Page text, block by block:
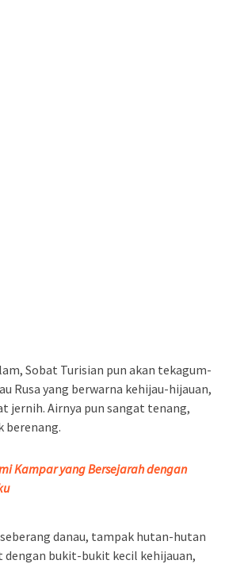
Sobat Turisian pun akan tekagum-
Rusa yang berwarna kehijau-hijauan,
jernih. Airnya pun sangat tenang,
berenang.
Kampar yang Bersejarah dengan
danau, tampak hutan-hutan
bukit-bukit kecil kehijauan,